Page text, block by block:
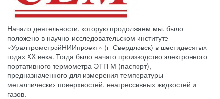
Начало деятельности, которую продолжаем мы, было
положено в научно-исследовательском институте
«УралпромстройНИИпроект» (г. Свердловск) в шестидесятых
годах XX века. Тогда было начато производство электронного
портативного термометра ЭТП-М (паспорт),
предназначенного для измерения температуры
металлических поверхностей, неагрессивных жидкостей и
газов.